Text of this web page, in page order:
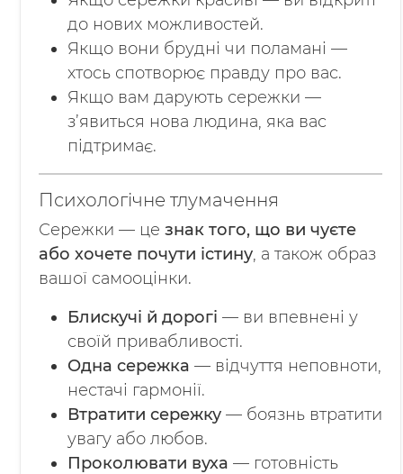
до нових можливостей.
Якщо вони брудні чи поламані —
хтось спотворює правду про вас.
Якщо вам дарують сережки —
з’явиться нова людина, яка вас
підтримає.
Психологічне тлумачення
Сережки — це знак того, що ви чуєте
або хочете почути істину, а також образ
вашої самооцінки.
Блискучі й дорогі — ви впевнені у
своїй привабливості.
Одна сережка — відчуття неповноти,
нестачі гармонії.
Втратити сережку — боязнь втратити
увагу або любов.
Проколювати вуха — готовність